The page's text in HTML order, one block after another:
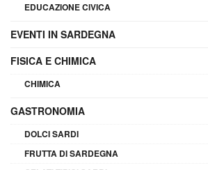
EDUCAZIONE CIVICA
EVENTI IN SARDEGNA
FISICA E CHIMICA
CHIMICA
GASTRONOMIA
DOLCI SARDI
FRUTTA DI SARDEGNA